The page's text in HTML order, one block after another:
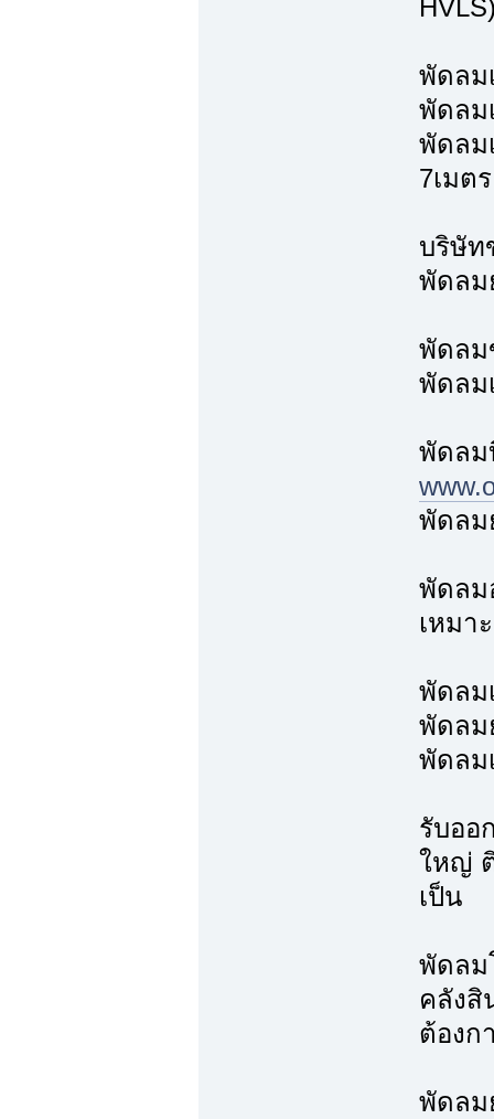
พัดลม
พัดลม
พัดลม
7เมตร
บริษัท
พัดลม
พัดล
พัดลม
พัดล
พัดลม
พัดลม
เหมา
พัดลม
พัดลม
พัดลม
รับออ
ใหญ่
เป็น
พัดลม
คลังสิ
ต้องก
พัดลม